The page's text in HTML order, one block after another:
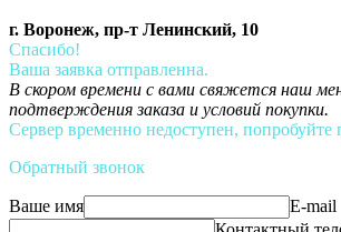
г. Воронеж, пр-т Ленинский, 10
Спасибо!
Ваша заявка отправленна.
В скором времени с вами свяжется наш
подтверждения заказа и условий покупки.
Сервер временно недоступен, попробуйте
Обратный звонок
Ваше имя
E-mail